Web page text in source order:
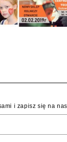
i zapisz się na